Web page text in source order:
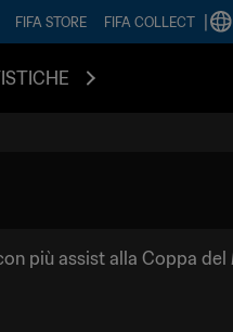
FIFA STORE FIFA COLLECT
più assist alla Coppa